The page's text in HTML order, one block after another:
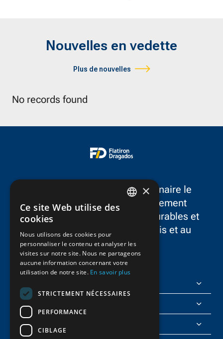
Nouvelles en vedette
Plus de nouvelles
No records found
FlatironDragados est le partenaire le
plus fiable dans le développement
d’infrastructures résilientes, durables et
novatrices dans aux États-Unis et au
Canada.
À propos de nous
Rejoignez-nous
×
Ce site Web utilise des
cookies
Nous utilisons des cookies pour
personnaliser le contenu et analyser les
visites sur notre site. Nous ne partageons
aucune information concernant votre
utilisation de notre site. En savoir plus
STRICTEMENT NÉCESSAIRES
PERFORMANCE
CIBLAGE